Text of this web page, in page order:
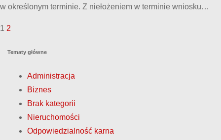
w określonym terminie. Z niełożeniem w terminie wniosku…
S
1 2
Tematy główne
Administracja
Biznes
Brak kategorii
Nieruchomości
Odpowiedzialność karna